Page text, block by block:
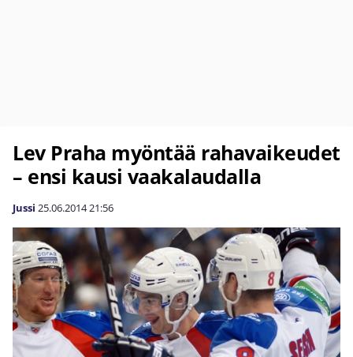
Lev Praha myöntää rahavaikeudet
– ensi kausi vaakalaudalla
Jussi 25.06.201421:56